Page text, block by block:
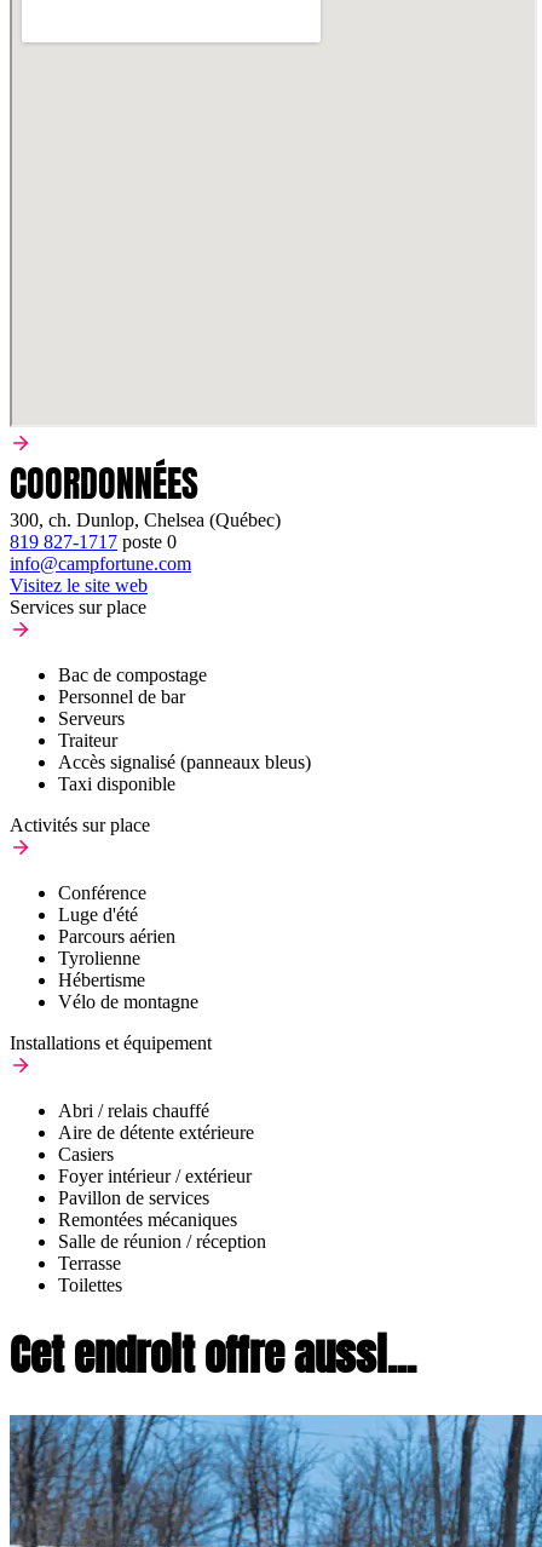
COORDONNÉES
300, ch. Dunlop, Chelsea (Québec)
819 827-1717 poste 0
info@campfortune.com
Visitez le site web
Services sur place
Bac de compostage
Personnel de bar
Serveurs
Traiteur
Accès signalisé (panneaux bleus)
Taxi disponible
Activités sur place
Conférence
Luge d'été
Parcours aérien
Tyrolienne
Hébertisme
Vélo de montagne
Installations et équipement
Abri / relais chauffé
Aire de détente extérieure
Casiers
Foyer intérieur / extérieur
Pavillon de services
Remontées mécaniques
Salle de réunion / réception
Terrasse
Toilettes
Cet endroit offre aussi...